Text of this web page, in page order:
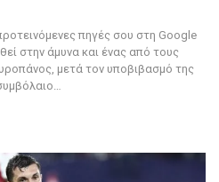
πηγές σου στη Google
στην άμυνα και ένας από τους
μετά τον υποβιβασμό της